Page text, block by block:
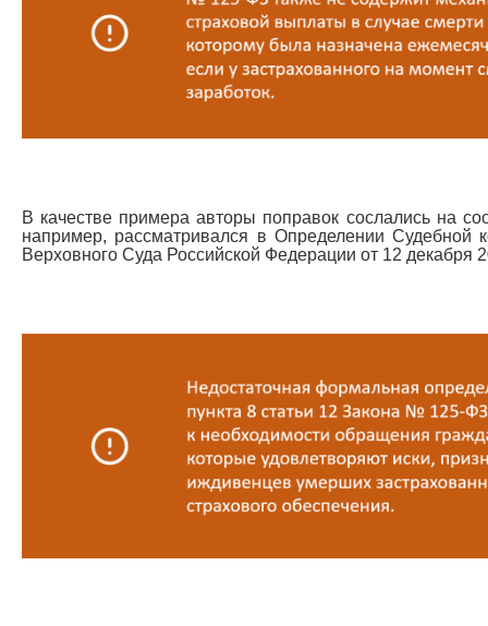
В качестве примера авторы поправок сослались на
например, рассматривался в Определении Судебной
Верховного Суда Российской Федерации от 12 декабря